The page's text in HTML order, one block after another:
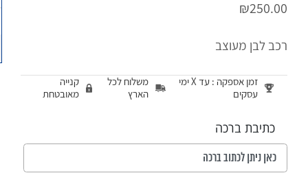
₪250.00
רכב לבן מעוצב
זמן אספקה : עד X ימי
עסקים
משלוח לכל
הארץ
קנייה
מאובטחת
כתיבת ברכה